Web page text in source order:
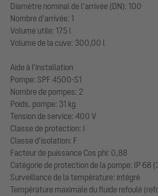
Diamètre nominal de l’arrivée (DN): 100
Nombre d’arrivée: 1
Volume utile: 175 l
Volume de la cuve: 300,00 l
Aide à l'installation
Pompe: SPF 4500-S1
Nombre de pompes: 2
Poids, pompe: 31 kg
Tension de service: 400 V
Classe de protection: I
Classe d’isolation: F
Facteur de puissance Cos phi: 0,88
Catégorie de protection de la pompe: IP 68
Surveillance de la température: intégré
Température maximale du fluide refoulé